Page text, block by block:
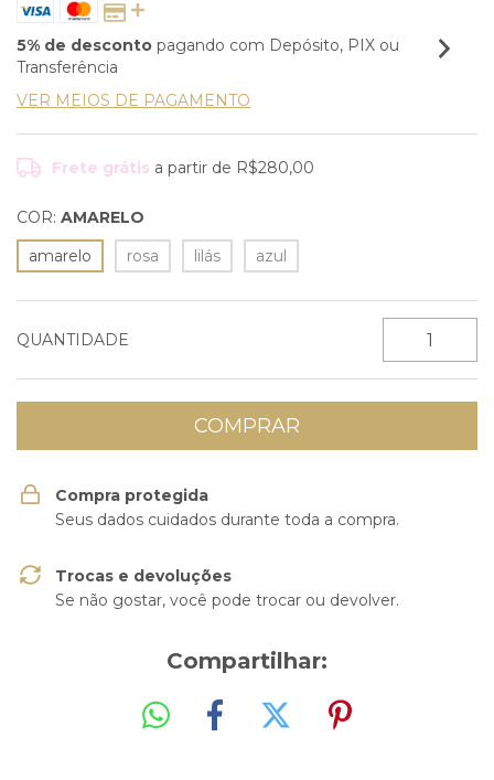
5% de desconto pagando com Depósito, PIX ou
Transferência
VER MEIOS DE PAGAMENTO
Frete grátis a partir de R$280,00
COR: AMARELO
amarelo
rosa lilás azul
QUANTIDADE
Compra protegida
Seus dados cuidados durante toda a compra.
Trocas e devoluções
Se não gostar, você pode trocar ou devolver.
Compartilhar: